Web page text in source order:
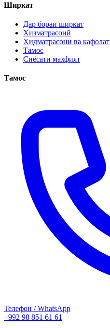
Ширкат
Дар бораи ширкат
Хизматрасонӣ
Хидматрасонӣ ва кафолат
Тамос
Сиёсати махфият
Тамос
Телефон / WhatsApp
+992 98 851 61 61